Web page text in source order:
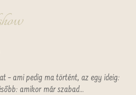
– ami pedig ma történt, az egy ideig:
amikor már szabad…